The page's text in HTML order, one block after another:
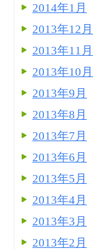
2014年1月
2013年12月
2013年11月
2013年10月
2013年9月
2013年8月
2013年7月
2013年6月
2013年5月
2013年4月
2013年3月
2013年2月